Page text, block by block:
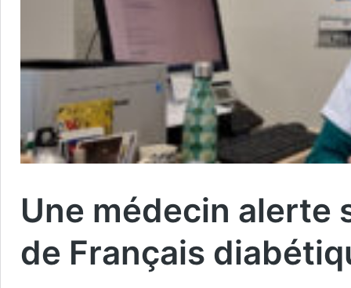
Une médecin alerte
de Français